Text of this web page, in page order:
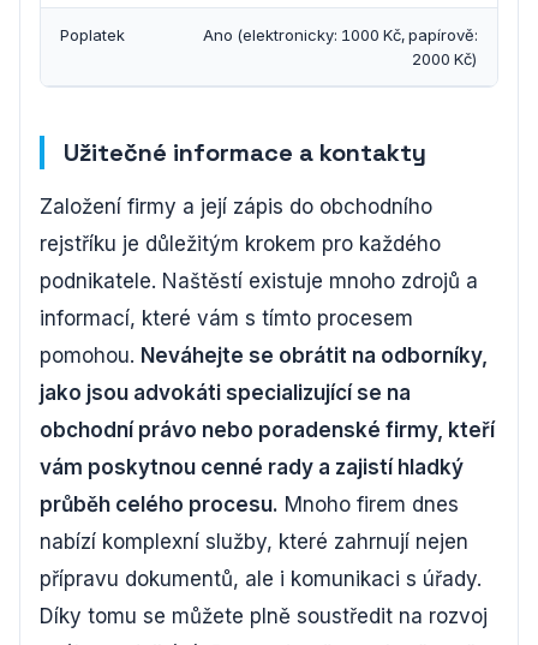
Poplatek
Ano (elektronicky: 1000 Kč, papírově:
2000 Kč)
Užitečné informace a kontakty
Založení firmy a její zápis do obchodního
rejstříku je důležitým krokem pro každého
podnikatele. Naštěstí existuje mnoho zdrojů a
informací, které vám s tímto procesem
pomohou. Neváhejte se obrátit na odborníky,
jako jsou advokáti specializující se na
obchodní právo nebo poradenské firmy, kteří
vám poskytnou cenné rady a zajistí hladký
průběh celého procesu. Mnoho firem dnes
nabízí komplexní služby, které zahrnují nejen
přípravu dokumentů, ale i komunikaci s úřady.
Díky tomu se můžete plně soustředit na rozvoj